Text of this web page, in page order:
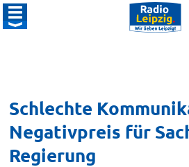
Schlechte
Negativpreis für
Regierung